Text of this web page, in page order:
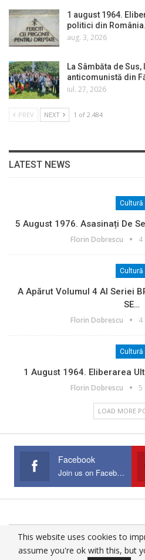
1 august 1964.
politici din
aug. 3, 2026
La Sâmbăta de
anticomunistă din
iul. 27, 2026
PREV NEXT 1 of 2.484
LATEST NEWS
Cultură
5 August 1976. Asasinați De
Florin Dobrescu 4
Cultură
A Apărut Volumul 4 Al Seriei
SE…
Florin Dobrescu 4
Cultură
1 August 1964. Eliberarea
Florin Dobrescu 5
LOAD MORE
Facebook
Join us on Facebook
© 2025 - All
This website uses cookies to
assume you're ok with this, but